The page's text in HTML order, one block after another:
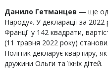
Данило Гетманцев — ще
Народу». У декларації за 2022
Франції у 142 квадрати,
(11 травня 2022 року)
Політик декларує квартиру,
дружини Ольги та їхніх дітей.